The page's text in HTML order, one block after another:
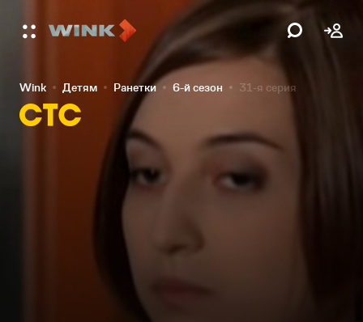
Wink Детям Ранетки 6-й сезон 31-я серия